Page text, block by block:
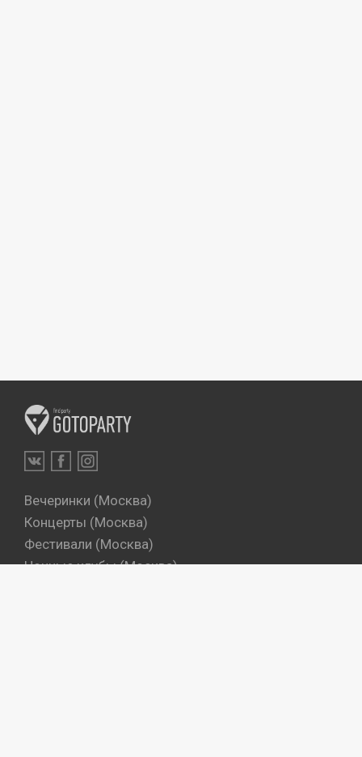
Вечеринки (Москва)
Концерты (Москва)
Фестивали (Москва)
Ночные клубы (Москва)